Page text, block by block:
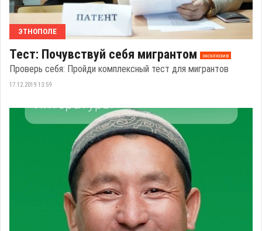
ЭТНОПОЛЕ
Тест: Почувствуй себя мигрантом эксклюзив
Проверь себя: Пройди комплексный тест для мигрантов
17.12.2019 13:59